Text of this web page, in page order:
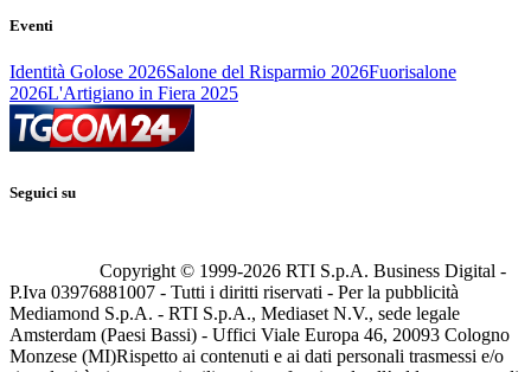
Eventi
Identità Golose 2026Salone del Risparmio 2026Fuorisalone
2026L'Artigiano in Fiera 2025
Seguici su
Copyright © 1999-2026 RTI S.p.A. Business Digital -
P.Iva 03976881007 - Tutti i diritti riservati - Per la pubblicità
Mediamond S.p.A. - RTI S.p.A., Mediaset N.V., sede legale
Amsterdam (Paesi Bassi) - Uffici Viale Europa 46, 20093 Cologno
Monzese (MI)Rispetto ai contenuti e ai dati personali trasmessi e/o